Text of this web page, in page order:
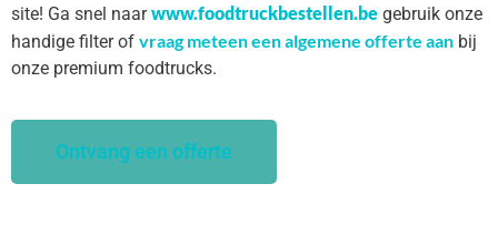
site! Ga snel naarwww.foodtruckbestellen.be gebruik onze
handige filter of vraag meteen een algemene offerte aan bij
onze premium foodtrucks.
Ontvang een offerte